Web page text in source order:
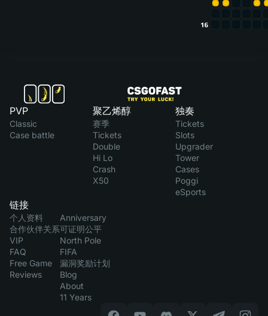
PVP
Classic
Case battle
聚乙烯醇
赛季
Tickets
Double
Hi Lo
Crash
X50
独奏
Tickets
Slots
Upgrader
Tower
Cases
Poggi
eSports
链接
个人资料
合作伙伴关系
VIP
FAQ
Free Game
Reviews
Anniversary
可证明公平
North Pole
FIFA
漏洞奖励计划
Blog
About
11 Years